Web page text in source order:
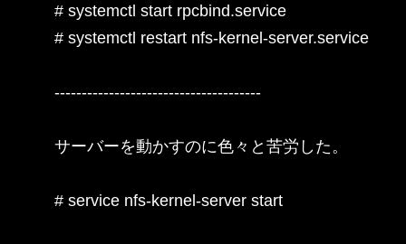
# systemctl start rpcbind.service
# systemctl restart nfs-kernel-server.service
--------------------------------------
サーバーを動かすのに色々と苦労した。
# service nfs-kernel-server start